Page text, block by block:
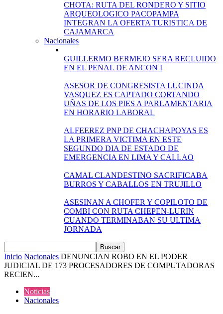
CHOTA: RUTA DEL RONDERO Y SITIO
ARQUEOLOGICO PACOPAMPA
INTEGRAN LA OFERTA TURISTICA DE
CAJAMARCA
Nacionales
GUILLERMO BERMEJO SERA RECLUIDO
EN EL PENAL DE ANCON I
ASESOR DE CONGRESISTA LUCINDA
VASQUEZ ES CAPTADO CORTANDO
UÑAS DE LOS PIES A PARLAMENTARIA
EN HORARIO LABORAL
ALFEEREZ PNP DE CHACHAPOYAS ES
LA PRIMERA VICTIMA EN ESTE
SEGUNDO DIA DE ESTADO DE
EMERGENCIA EN LIMA Y CALLAO
CAMAL CLANDESTINO SACRIFICABA
BURROS Y CABALLOS EN TRUJILLO
ASESINAN A CHOFER Y COPILOTO DE
COMBI CON RUTA CHEPEN-LURIN
CUANDO TERMINABAN SU ULTIMA
JORNADA
Inicio Nacionales DENUNCIAN ROBO EN EL PODER
JUDICIAL DE 173 PROCESADORES DE COMPUTADORAS
RECIEN...
Noticias
Nacionales